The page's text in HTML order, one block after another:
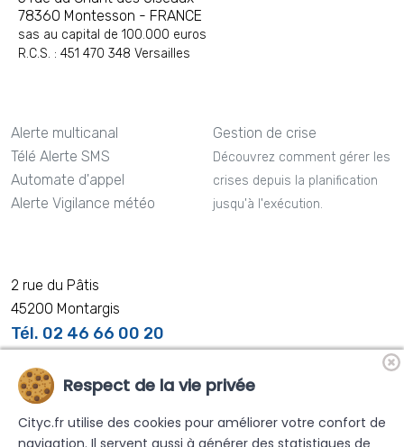
78360 Montesson - FRANCE
sas au capital de 100.000 euros
R.C.S. : 451 470 348 Versailles
Alerte multicanal
Télé Alerte SMS
Automate d'appel
Alerte Vigilance météo
Gestion de crise
Découvrez comment gérer les
crises depuis la planification
jusqu'à l'exécution.
2 rue du Pâtis
45200 Montargis
Tél. 02 46 66 00 20
Nos distributeurs partenaires
Respect de la vie privée
Cityc.fr utilise des cookies pour améliorer votre confort de
navigation. Il servent aussi à générer des statistiques de